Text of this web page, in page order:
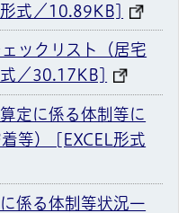
式／10.89KB]
ックリスト（居宅
／30.17KB]
定に係る体制等に
等） [EXCEL形式
係る体制等状況一